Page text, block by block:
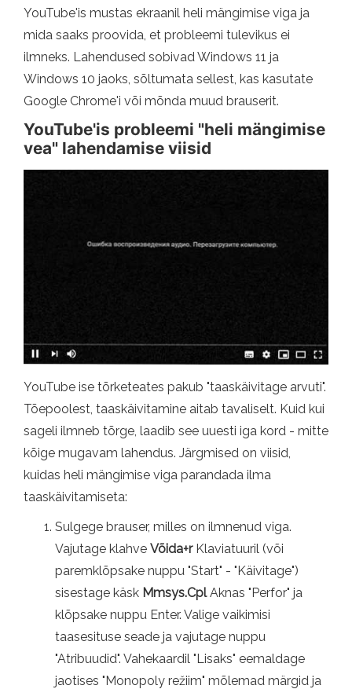
YouTube'is mustas ekraanil heli mängimise viga ja
mida saaks proovida, et probleemi tulevikus ei
ilmneks. Lahendused sobivad Windows 11 ja
Windows 10 jaoks, sõltumata sellest, kas kasutate
Google Chrome'i või mõnda muud brauserit.
YouTube'is probleemi "heli mängimise
vea" lahendamise viisid
YouTube ise tõrketeates pakub "taaskäivitage arvuti".
Tõepoolest, taaskäivitamine aitab tavaliselt. Kuid kui
sageli ilmneb tõrge, laadib see uuesti iga kord - mitte
kõige mugavam lahendus. Järgmised on viisid,
kuidas heli mängimise viga parandada ilma
taaskäivitamiseta:
Sulgege brauser, milles on ilmnenud viga.
Vajutage klahve Võida+rKlaviatuuril (või
paremklõpsake nuppu "Start" - "Käivitage")
sisestage käsk Mmsys.CplAknas "Perfor" ja
klõpsake nuppu Enter. Valige vaikimisi
taasesituse seade ja vajutage nuppu
"Atribuudid". Vahekaardil "Lisaks" eemaldage
jaotises "Monopoly režiim" mõlemad märgid ja